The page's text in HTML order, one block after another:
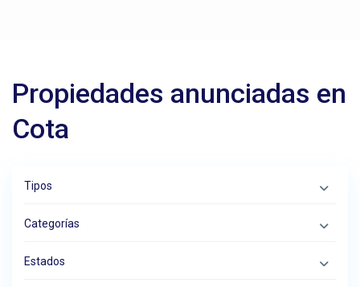
Propiedades anunciadas en
Cota
Tipos
Categorías
Estados